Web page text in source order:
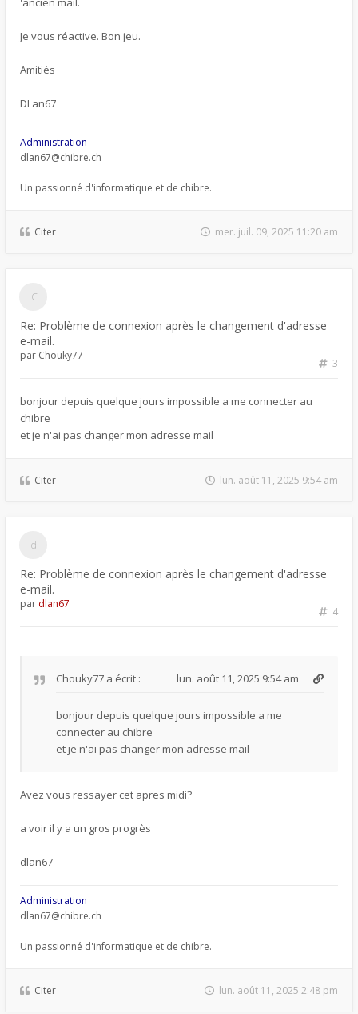
Je vous réactive. Bon jeu.
Amitiés
DLan67
Administration
dlan67@chibre.ch
Un passionné d'informatique et de chibre.
Citer mer. juil. 09, 2025 11:20 am
Re: Problème de connexion après le changement d'adresse
e-mail.
3
par Chouky77
bonjour depuis quelque jours impossible a me connecter au
chibre
et je n'ai pas changer mon adresse mail
Citer lun. août 11, 2025 9:54 am
Re: Problème de connexion après le changement d'adresse
e-mail.
4
par dlan67
Chouky77 a écrit : lun. août 11, 2025 9:54 am
bonjour depuis quelque jours impossible a me
connecter au chibre
et je n'ai pas changer mon adresse mail
Avez vous ressayer cet apres midi?
a voir il y a un gros progrès
dlan67
Administration
dlan67@chibre.ch
Un passionné d'informatique et de chibre.
Citer lun. août 11, 2025 2:48 pm